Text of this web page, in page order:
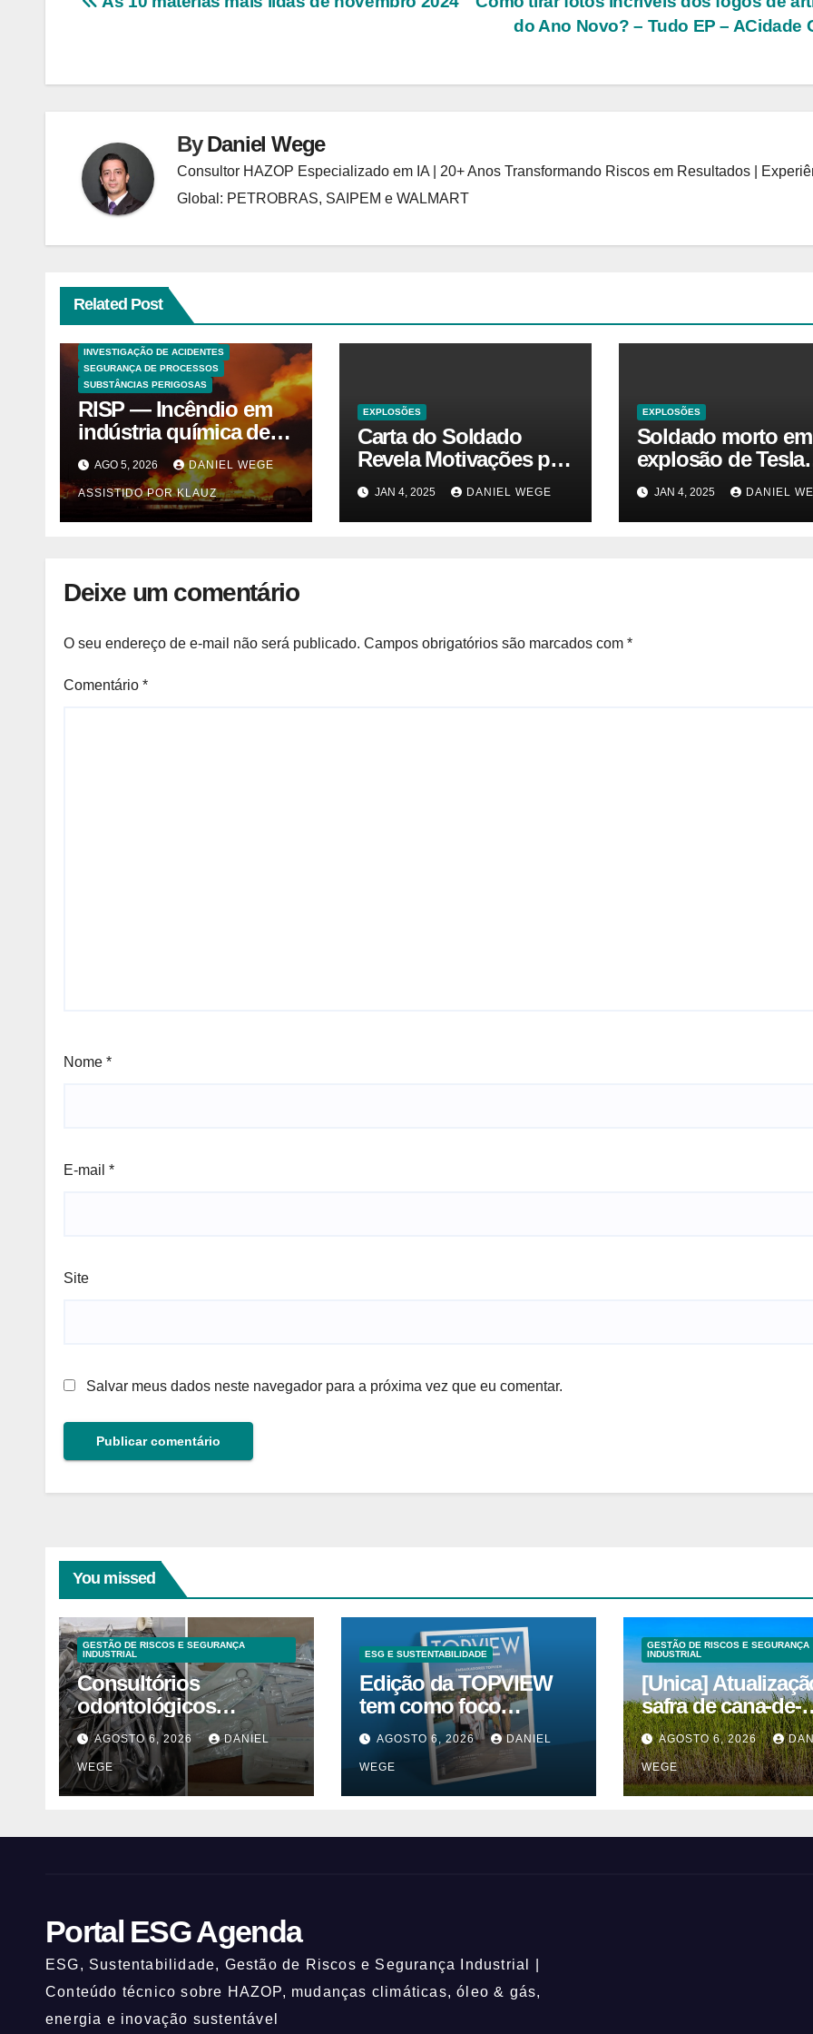
Navegação
Post
do Ano Novo? – Tudo EP – ACidade
ByDaniel Wege
Consultor HAZOP Especializado em IA | 20+ Anos Transformando Riscos em Resultados |
Global: PETROBRAS, SAIPEM e WALMART
Related Post
EXPLOSÕES
INVESTIGAÇÃO DE ACIDENTES
SEGURANÇA DE PROCESSOS
SUBSTÂNCIAS PERIGOSAS
RISP — Incêndio em
indústria química de
solventes em
Itaquaquecetuba/SP
(UNIQUIMA/Quema)
AGO 5, 2026 DANIEL WEGE
ASSISTIDO POR KLAUZ
EXPLOSÕES
Carta do Soldado
Revela Motivações por
Trás da Explosão do
Cybertruck em Las
Vegas – Gazeta Brasil
JAN 4, 2025 DANIEL WEGE
EXPLOSÕES
Soldado morto em
explosão de Tesla
sofria de estresse
traumático e temia
‘colapso’ dos EUA
JAN 4, 2025 DANIEL
Deixe um comentário
O seu endereço de e-mail não será publicado. Campos obrigatórios são marcados com *
Comentário *
Nome *
E-mail *
Site
Salvar meus dados neste navegador para a próxima vez que eu comentar.
You missed
GESTÃO DE RISCOS E SEGURANÇA
INDUSTRIAL
Consultórios
odontológicos
interditados em
Campinas superam
2025
AGOSTO 6, 2026 DANIEL
WEGE
ESG E SUSTENTABILIDADE
Edição da TOPVIEW
tem como foco
inovação, educação e
ESG
AGOSTO 6, 2026 DANIEL
WEGE
GESTÃO DE RISCOS E SEGURANÇA
INDUSTRIAL
[Unica]
safra de cana-de-
açúcar 2026/27 –
quinzenas de
AGOSTO 6, 2026
WEGE
Portal ESG Agenda
ESG, Sustentabilidade, Gestão de Riscos e Segurança Industrial |
Conteúdo técnico sobre HAZOP, mudanças climáticas, óleo & gás,
energia e inovação sustentável